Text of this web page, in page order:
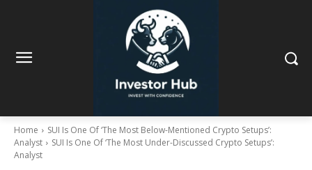
Home
SUI Is One Of ‘The Most Below-Mentioned Crypto Setups’:
Analyst
SUI Is One Of ‘The Most Under-Discussed Crypto Setups’:
Analyst